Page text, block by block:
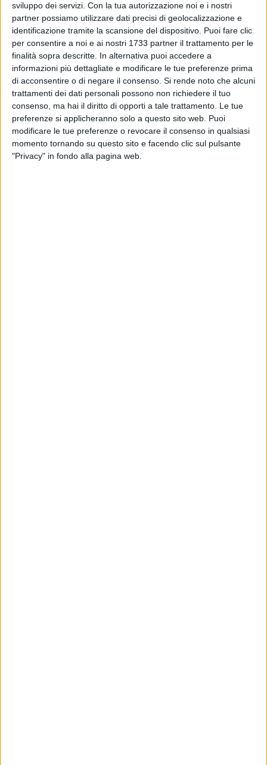
sviluppo dei servizi. Con la tua autorizzazione noi e i nostri
partner possiamo utilizzare dati precisi di geolocalizzazione e
identificazione tramite la scansione del dispositivo. Puoi fare clic
per consentire a noi e ai nostri 1733 partner il trattamento per le
finalità sopra descritte. In alternativa puoi accedere a
informazioni più dettagliate e modificare le tue preferenze prima
di acconsentire o di negare il consenso. Si rende noto che alcuni
trattamenti dei dati personali possono non richiedere il tuo
consenso, ma hai il diritto di opporti a tale trattamento. Le tue
preferenze si applicheranno solo a questo sito web. Puoi
modificare le tue preferenze o revocare il consenso in qualsiasi
momento tornando su questo sito e facendo clic sul pulsante
"Privacy" in fondo alla pagina web.
scena ti è piaciuta di più? ": un'occasione per comprendere
comerendere accessibili i prodotti multimediali attraverso
la CAA(Comunicazione Aumentativa Alternativa). Il
workshop si è diviso in momenti teorici, nei quali sono stati
mostrati libri realizzati con la CAA a partire da film, e pratici,
in cui i presenti hanno provato a realizzare una pagina in
CAA partendo da una parte del film "Le vite degli altri",
grazie all'ausilio del programmaSymwriter.
L'esperienza Rai
In un altro momento formativo, è stato dato spazio
all'esperienza di
Rai pubblica utilità